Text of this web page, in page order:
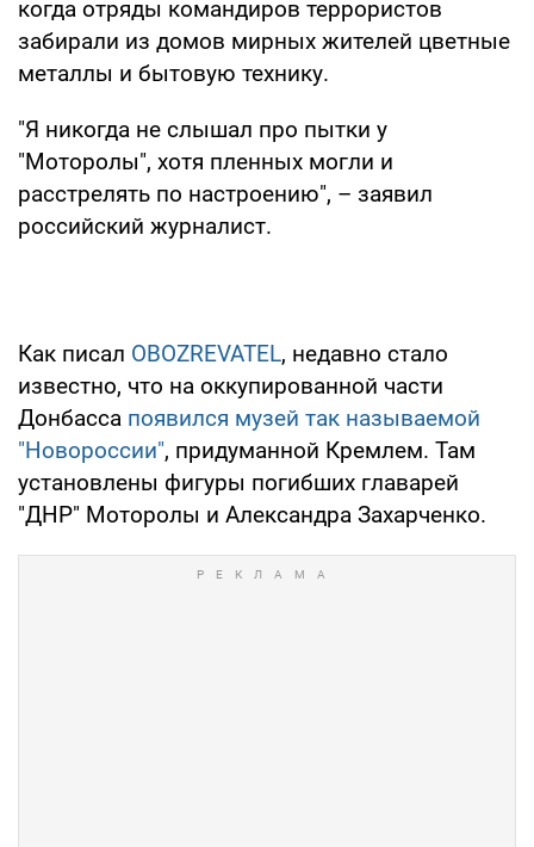
когда отряды командиров террористов
забирали из домов мирных жителей цветные
металлы и бытовую технику.
"Я никогда не слышал про пытки у
"Моторолы", хотя пленных могли и
расстрелять по настроению", – заявил
российский журналист.
Как писал OBOZREVATEL, недавно стало
известно, что на оккупированной части
Донбасса появился музей так называемой
"Новороссии", придуманной Кремлем. Там
установлены фигуры погибших главарей
"ДНР" Моторолы и Александра Захарченко.